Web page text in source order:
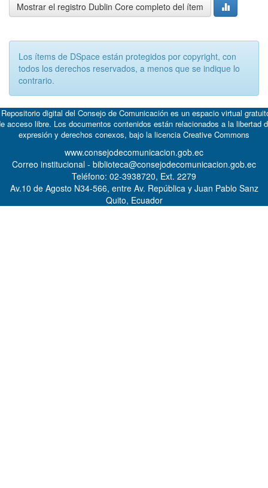
Mostrar el registro Dublin Core completo del ítem
Los ítems de DSpace están protegidos por copyright, con
todos los derechos reservados, a menos que se indique lo
contrario.
digital del Consejo de Comunicación es un espacio virtual
acceso libre. Los documentos contenidos están relacionados a la libertad
expresión y derechos conexos, bajo la licencia Creative Commons
www.consejodecomunicacion.gob.ec
Correo institucional - biblioteca@consejodecomunicacion.gob.ec
Teléfono: 02-3938720, Ext. 2279
Av.10 de Agosto N34-566, entre Av. República y Juan Pablo Sanz
Quito, Ecuador